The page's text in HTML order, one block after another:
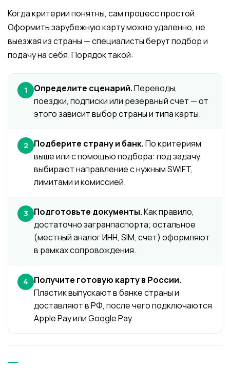
Когда критерии понятны, сам процесс простой.
Оформить зарубежную карту можно удаленно, не
выезжая из страны — специалисты берут подбор и
подачу на себя. Порядок такой:
1 Определите сценарий.Переводы,
поездки, подписки или резервный счет — от
этого зависит выбор страны и типа карты.
2 Подберите страну и банк.По критериям
выше или с помощью подбора: под задачу
выбирают направление с нужным SWIFT,
лимитами и комиссией.
3 Подготовьте документы.Как правило,
достаточно загранпаспорта; остальное
(местный аналог ИНН, SIM, счет) оформляют
в рамках сопровождения.
4
Получите готовую карту в России.
Пластик выпускают в банке страны и
доставляют в РФ, после чего подключаются
Apple Pay или Google Pay.